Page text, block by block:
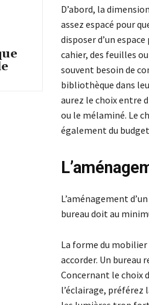
D’abord, la
assez espacé pour
disposer d’un
cahier, des feuilles
souvent besoin de
bibliothèque dans
aurez le choix entre
ou le mélaminé. Le
également du
L’aménagement
bureau doit au
La forme du mobilier
accorder. Un bureau
Concernant le choix
l’éclairage, préférez